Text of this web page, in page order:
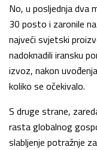
No, u posljednja dva
30 posto i zaronile
najveći svjetski
nadoknadili iransku
izvoz, nakon
koliko se očekivalo.
S druge strane,
rasta globalnog
slabljenje potražnje